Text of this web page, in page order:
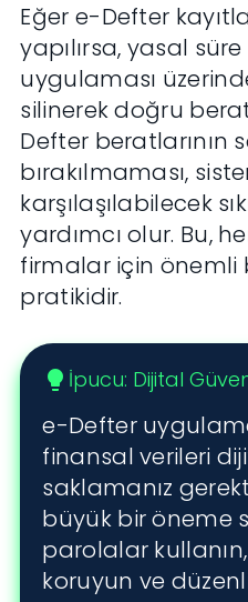
Eğer e-Defter
yapılırsa, yasal
uygulaması
silinerek doğru
Defter beratlarının
bırakılmaması,
karşılaşılabilecek
yardımcı olur. Bu,
firmalar için önemli
pratikidir.
lightbulb İpucu: Dijital
e-Defter
finansal verileri
saklamanız
büyük bir öneme
parolalar
koruyun ve